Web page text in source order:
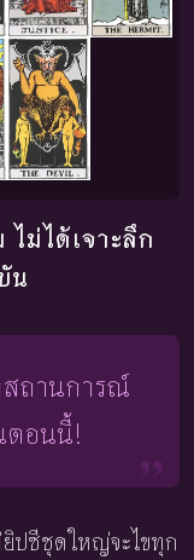
ม่ได้เจาะลึก
น
สถานการณ์
อนนี้!
ปซีชุดใหญ่จะไขทุก